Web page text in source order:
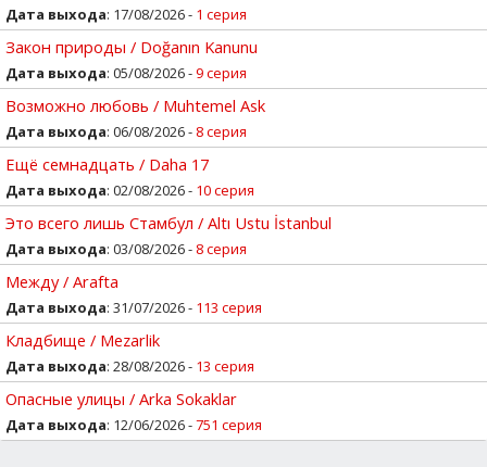
Дата выхода: 17/08/2026 - 1 серия
Закон природы / Doğanın Kanunu
Дата выхода: 05/08/2026 -9 серия
Возможно любовь / Muhtemel Ask
Дата выхода: 06/08/2026 - 8 серия
Ещё семнадцать / Daha 17
Дата выхода: 02/08/2026 - 10 серия
Это всего лишь Стамбул / Altı Ustu İstanbul
Дата выхода: 03/08/2026 - 8 серия
Между / Arafta
Дата выхода: 31/07/2026 - 113 серия
Кладбище / Mezarlik
Дата выхода: 28/08/2026 - 13 серия
Опасные улицы / Arka Sokaklar
Дата выхода: 12/06/2026 -751 серия